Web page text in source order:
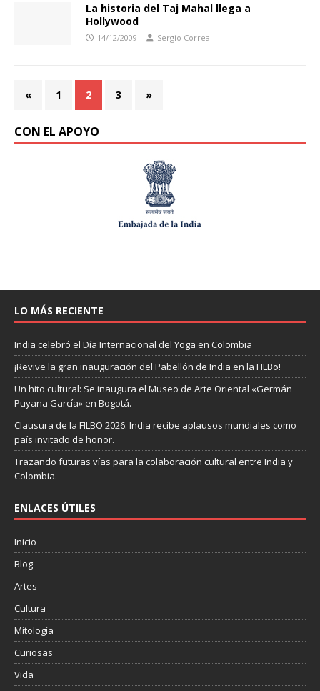
La historia del Taj Mahal llega a
Hollywood
14/12/2009 Sergio Correa
« 1 2 3 »
CON EL APOYO
LO MÁS RECIENTE
India celebró el Día Internacional del Yoga en Colombia
¡Revive la gran inauguración del Pabellón de India en la FILBo!
Un hito cultural: Se inaugura el Museo de Arte Oriental «Germán
Puyana García» en Bogotá.
Clausura de la FILBO 2026: India recibe aplausos mundiales como
país invitado de honor.
Trazando futuras vías para la colaboración cultural entre India y
Colombia.
ENLACES ÚTILES
Inicio
Blog
Artes
Cultura
Mitología
Curiosas
Vida